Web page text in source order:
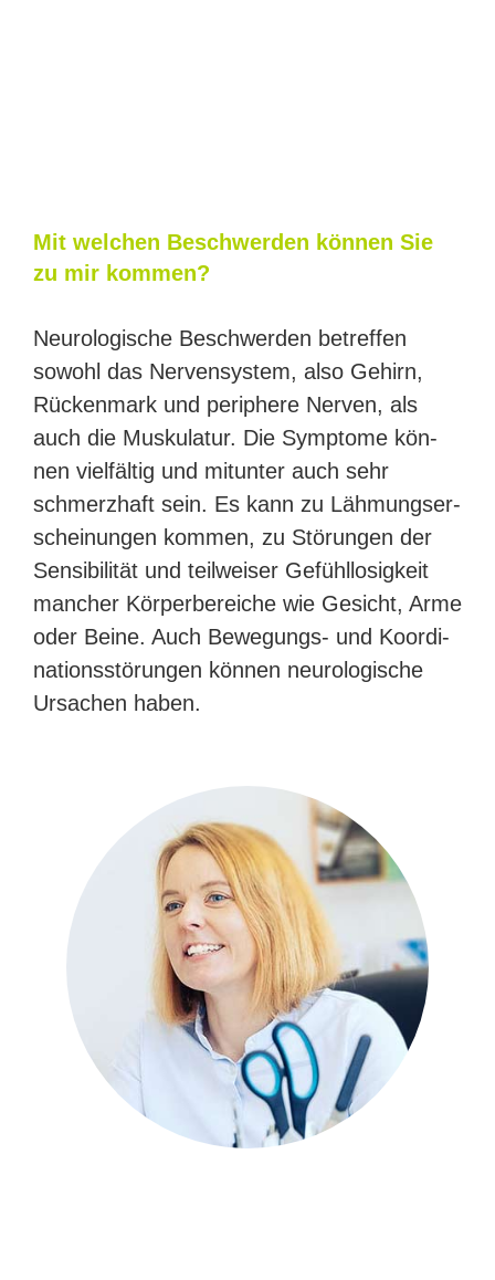
Mit wel­chen Beschwer­den kön­nen Sie
zu mir kommen?
Neu­ro­lo­gi­sche Beschwer­den betref­fen
sowohl das Ner­ven­sys­tem, also Gehirn,
Rücken­mark und peri­phe­re Ner­ven, als
auch die Mus­ku­la­tur. Die Sym­pto­me kön­
nen viel­fäl­tig und mit­un­ter auch sehr
schmerz­haft sein. Es kann zu Läh­mungs­er­
schei­nun­gen kom­men, zu Stö­run­gen der
Sen­si­bi­li­tät und teil­wei­ser Gefühl­lo­sig­keit
man­cher Kör­per­be­rei­che wie Gesicht, Arme
oder Bei­ne. Auch Bewegungs- und Koor­di­
na­ti­ons­stö­run­gen kön­nen neu­ro­lo­gi­sche
Ursa­chen haben.